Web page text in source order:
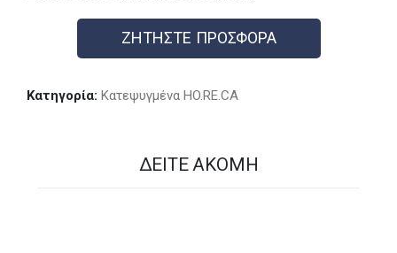
ΖΗΤΗΣΤΕ ΠΡΟΣΦΟΡΑ
Κατηγορία: Kατεψυγμένα HO.RE.CA
ΔΕΊΤΕ ΑΚΌΜΗ